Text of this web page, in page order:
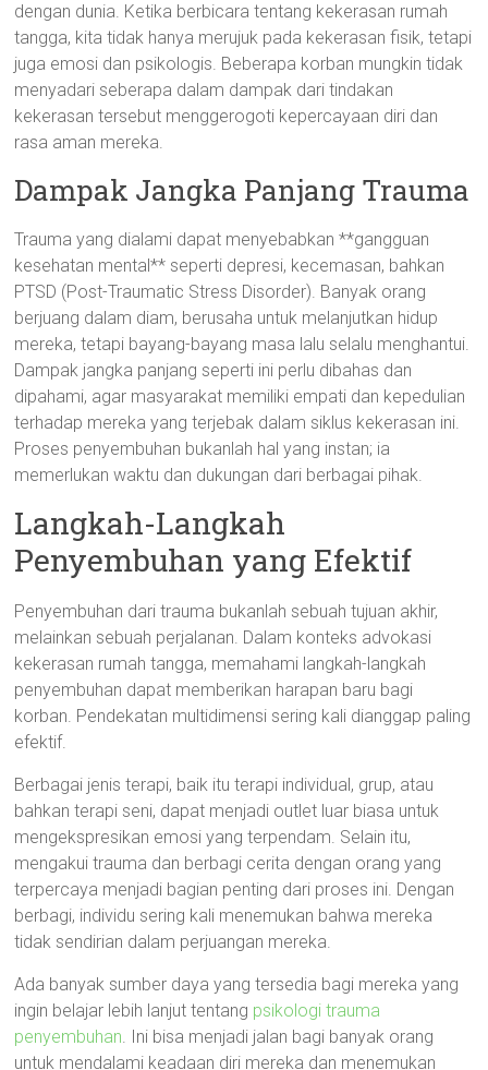
dengan dunia. Ketika berbicara tentang kekerasan rumah
tangga, kita tidak hanya merujuk pada kekerasan fisik, tetapi
juga emosi dan psikologis. Beberapa korban mungkin tidak
menyadari seberapa dalam dampak dari tindakan
kekerasan tersebut menggerogoti kepercayaan diri dan
rasa aman mereka.
Dampak Jangka Panjang Trauma
Trauma yang dialami dapat menyebabkan **gangguan
kesehatan mental** seperti depresi, kecemasan, bahkan
PTSD (Post-Traumatic Stress Disorder). Banyak orang
berjuang dalam diam, berusaha untuk melanjutkan hidup
mereka, tetapi bayang-bayang masa lalu selalu menghantui.
Dampak jangka panjang seperti ini perlu dibahas dan
dipahami, agar masyarakat memiliki empati dan kepedulian
terhadap mereka yang terjebak dalam siklus kekerasan ini.
Proses penyembuhan bukanlah hal yang instan; ia
memerlukan waktu dan dukungan dari berbagai pihak.
Langkah-Langkah
Penyembuhan yang Efektif
Penyembuhan dari trauma bukanlah sebuah tujuan akhir,
melainkan sebuah perjalanan. Dalam konteks advokasi
kekerasan rumah tangga, memahami langkah-langkah
penyembuhan dapat memberikan harapan baru bagi
korban. Pendekatan multidimensi sering kali dianggap paling
efektif.
Berbagai jenis terapi, baik itu terapi individual, grup, atau
bahkan terapi seni, dapat menjadi outlet luar biasa untuk
mengekspresikan emosi yang terpendam. Selain itu,
mengakui trauma dan berbagi cerita dengan orang yang
terpercaya menjadi bagian penting dari proses ini. Dengan
berbagi, individu sering kali menemukan bahwa mereka
tidak sendirian dalam perjuangan mereka.
Ada banyak sumber daya yang tersedia bagi mereka yang
ingin belajar lebih lanjut tentang psikologi trauma
penyembuhan. Ini bisa menjadi jalan bagi banyak orang
untuk mendalami keadaan diri mereka dan menemukan